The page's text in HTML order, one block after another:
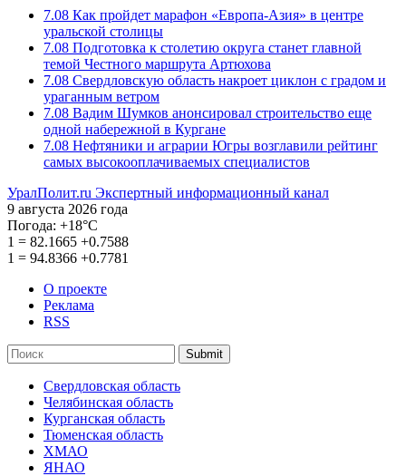
7.08 Как пройдет марафон «Европа-Азия» в центре
уральской столицы
7.08 Подготовка к столетию округа станет главной
темой Честного маршрута Артюхова
7.08 Свердловскую область накроет циклон с градом и
ураганным ветром
7.08 Вадим Шумков анонсировал строительство еще
одной набережной в Кургане
7.08 Нефтяники и аграрии Югры возглавили рейтинг
самых высокооплачиваемых специалистов
УралПолит.ru Экспертный информационный канал
9 августа 2026 года
Погода: +18°С
1 = 82.1665 +0.7588
1 = 94.8366 +0.7781
О проекте
Реклама
RSS
Submit
Свердловская область
Челябинская область
Курганская область
Тюменская область
ХМАО
ЯНАО